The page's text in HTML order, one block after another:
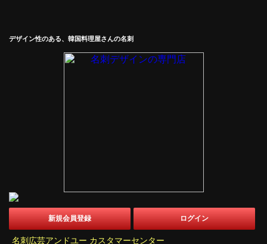
デザイン性のある、韓国料理屋さんの名刺
新規会員登録 ログイン
名刺広芸アンドユー カスタマーセンター